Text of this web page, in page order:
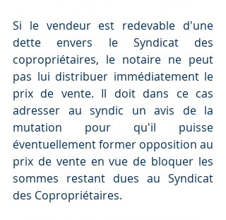
Si le vendeur est redevable d'une
dette envers le Syndicat des
copropriétaires, le notaire ne peut
pas lui distribuer immédiatement le
prix de vente. Il doit dans ce cas
adresser au syndic un avis de la
mutation pour qu'il puisse
éventuellement former opposition au
prix de vente en vue de bloquer les
sommes restant dues au Syndicat
des Copropriétaires.